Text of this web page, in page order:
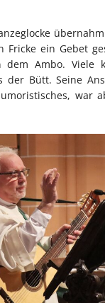
Fricke ein Gebet
dem Ambo. Viele
der Bütt. Seine
war